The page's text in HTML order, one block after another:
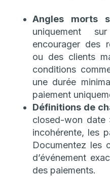
Angles morts
uniquement
encourager des
ou des clients
conditions
une durée
paiement
Définitions de
closed-won date
incohérente, les
Documentez les
d’événement
des paiements.